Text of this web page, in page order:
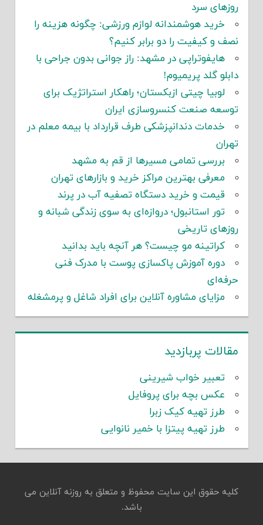
روزهای سرد
خرید هوشمندانه لوازم ورزشی: چگونه هزینه را
نصف و کیفیت را دو برابر کنیم؟
هایفوتراپی در مشهد: راز جوانی بدون جراحی با
دابلو گلد پریمیوم!
لوبیا چیتی ازبکستان؛ راهکار استراتژیک برای
توسعه صنعت کنسروسازی ایران
خدمات دندانپزشکی طرف قرارداد با بیمه معلم در
تهران
بررسی تمامی مسیرها از قم به مشهد
معرفی بهترین مراکز خرید و بازارهای تهران
قیمت و خرید دستگاه تصفیه آب در پرند
تور استانبول؛ دروازه‌ای به سوی زندگی شبانه و
روزهای تاریخی
کراتینه مو چیست؟ هر آنچه باید بدانید
دوره آموزش پاکسازی پوست با مدرک فنی
حرفه‌ای
مزایای مشاوره آنلاین برای افراد شاغل و پرمشغله
مقالات پربازدید
تعبیر خواب شیرینی
عکس بچه برای پروفایل
طرز تهیه کیک زبرا
طرز تهیه پیتزا با خمیر نانوایی
کلیه حقوق این سایت محفوظ و متعلق به روزنه آنلاین می
باشد.